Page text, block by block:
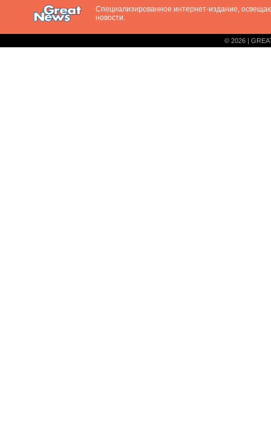
Специализированное интернет-издание,
новости.
© 2026 |